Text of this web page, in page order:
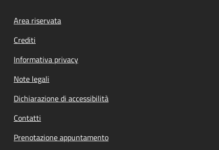
Footer menu
Area riservata
Crediti
Informativa privacy
Note legali
Dichiarazione di accessibilità
Contatti
Prenotazione appuntamento